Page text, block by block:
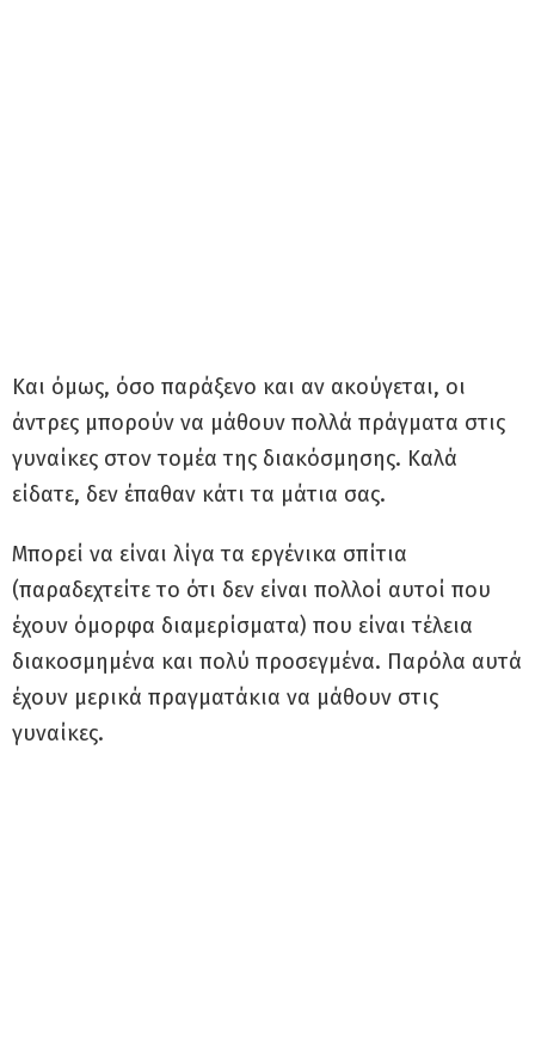
Και όμως, όσο παράξενο και αν ακούγεται, οι
άντρες μπορούν να μάθουν πολλά πράγματα στις
γυναίκες στον τομέα της διακόσμησης. Καλά
είδατε, δεν έπαθαν κάτι τα μάτια σας.
Μπορεί να είναι λίγα τα εργένικα σπίτια
(παραδεχτείτε το ότι δεν είναι πολλοί αυτοί που
έχουν όμορφα διαμερίσματα) που είναι τέλεια
διακοσμημένα και πολύ προσεγμένα. Παρόλα αυτά
έχουν μερικά πραγματάκια να μάθουν στις
γυναίκες.